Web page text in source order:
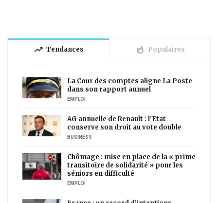
trending_up Tendances whatshot Populaires
La Cour des comptes aligne La Poste
dans son rapport annuel
EMPLOI
AG annuelle de Renault : l’Etat
conserve son droit au vote double
BUSINESS
Chômage : mise en place de la « prime
transitoire de solidarité » pour les
séniors en difficulté
EMPLOI